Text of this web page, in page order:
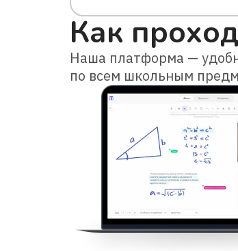
Как
Наша платформа —
по всем школьным